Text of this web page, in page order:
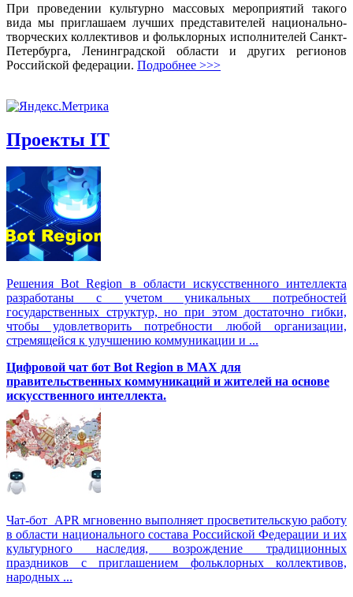
При проведении культурно массовых мероприятий такого
вида мы приглашаем лучших представителей национально-
творческих коллективов и фольклорных исполнителей Санкт-
Петербурга, Ленинградской области и других регионов
Российской федерации. Подробнее >>>
Проекты IT
Решения Вot Region в области искусственного интеллекта
разработаны с учетом уникальных потребностей
государственных структур, но при этом достаточно гибки,
чтобы удовлетворить потребности любой организации,
стремящейся к улучшению коммуникации и ...
Цифровой чат бот Вot Region в MAX для
правительственных коммуникаций и жителей на основе
искусственного интеллекта.
Чат-бот APR мгновенно выполняет просветительскую работу
в области национального состава Российской Федерации и их
культурного наследия, возрождение традиционных
праздников с приглашением фольклорных коллективов,
народных ...